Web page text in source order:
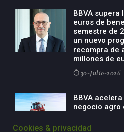
BBVA supera
euros de
semestre de
un nuevo
recompra de
millones de
30-Julio-2026
BBVA
negocio agro
países
Cookies & privacidad